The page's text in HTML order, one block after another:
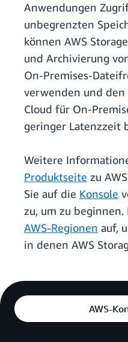
Anwendungen
unbegrenzten
können AWS
und Archivierung
On-Premises-
verwenden und
Cloud für On-
geringer Latenzzeit
Weitere
Produktseite zu
Sie auf die Konsole
zu, um zu beginnen.
AWS-Regionen auf,
in denen AWS
AWS-